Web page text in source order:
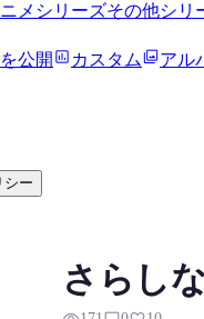
メシリーズその他シリ
公開 assessment カスタムphoto_libraryアル
シー
Sarashina Ruka RVC
さらし